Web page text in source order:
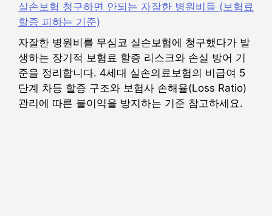
실손보험 청구하면 안되는 자잘한 병원비들 (보험료
할증 피하는 기준)
자잘한 병원비를 무심코 실손보험에 청구했다가 발
생하는 장기적 보험료 할증 리스크와 손실 방어 기
준을 정리합니다. 4세대 실손의료보험의 비급여 5
단계 차등 할증 구조와 보험사 손해율(Loss Ratio)
관리에 따른 불이익을 방지하는 기준 참고하세요.